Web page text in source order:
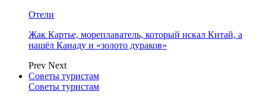
Отели
Жак Картье, мореплаватель, который искал Китай, а
нашёл Канаду и «золото дураков»
Prev Next
Советы туристам
Советы туристам